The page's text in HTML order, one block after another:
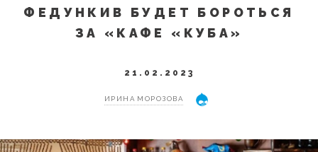
ФЕДУНКИВ БУДЕТ БОРОТЬСЯ
ЗА «КАФЕ «КУБА»
21.02.2023
ИРИНА МОРОЗОВА